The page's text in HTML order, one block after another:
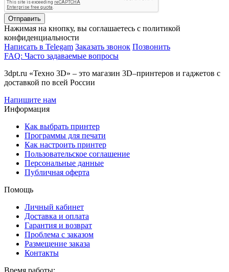
Отправить
Нажимая на кнопку, вы соглашаетесь с политикой
конфиденциальности
Написать в Telegam Заказать звонок Позвонить
FAQ: Часто задаваемые вопросы
3dpt.ru «Техно 3D» – это магазин 3D–принтеров и гаджетов с
доставкой по всей России
Напишите нам
Информация
Как выбрать принтер
Программы для печати
Как настроить принтер
Пользовательское соглашение
Персональные данные
Публичная оферта
Помощь
Личный кабинет
Доставка и оплата
Гарантия и возврат
Проблема с заказом
Размещение заказа
Контакты
Время работы: